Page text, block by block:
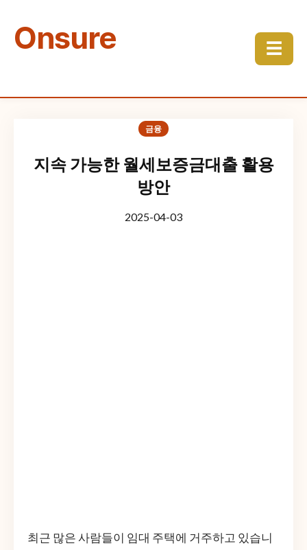
Onsure ☰
금융
지속 가능한 월세보증금대출 활용
방안
2025-04-03
최근 많은 사람들이 임대 주택에 거주하고 있습니